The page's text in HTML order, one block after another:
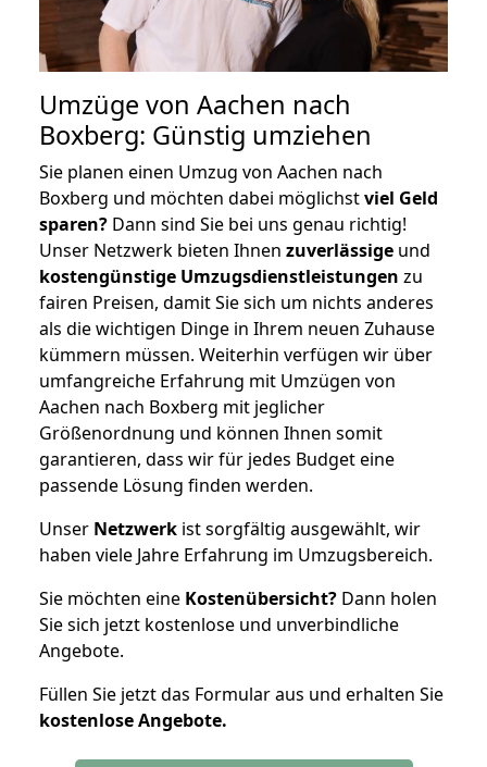
Umzüge von Aachen nach
Boxberg: Günstig umziehen
Sie planen einen Umzug von Aachen nach
Boxberg und möchten dabei möglichstviel Geld
sparen? Dann sind Sie bei uns genau richtig!
Unser Netzwerk bieten Ihnen zuverlässige und
kostengünstige Umzugsdienstleistungen zu
fairen Preisen, damit Sie sich um nichts anderes
als die wichtigen Dinge in Ihrem neuen Zuhause
kümmern müssen. Weiterhin verfügen wir über
umfangreiche Erfahrung mit Umzügen von
Aachen nach Boxberg mit jeglicher
Größenordnung und können Ihnen somit
garantieren, dass wir für jedes Budget eine
passende Lösung finden werden.
Unser Netzwerk ist sorgfältig ausgewählt, wir
haben viele Jahre Erfahrung im Umzugsbereich.
Sie möchten eine Kostenübersicht? Dann holen
Sie sich jetzt kostenlose und unverbindliche
Angebote.
Füllen Sie jetzt das Formular aus und erhalten Sie
kostenloseAngebote.